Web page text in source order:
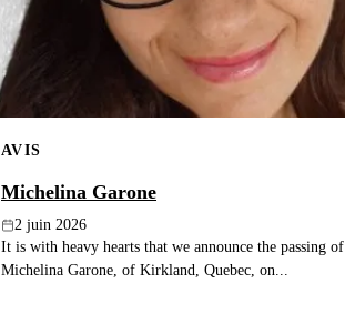
AVIS
Michelina Garone
2 juin 2026
It is with heavy hearts that we announce the passing of
Michelina Garone, of Kirkland, Quebec, on...